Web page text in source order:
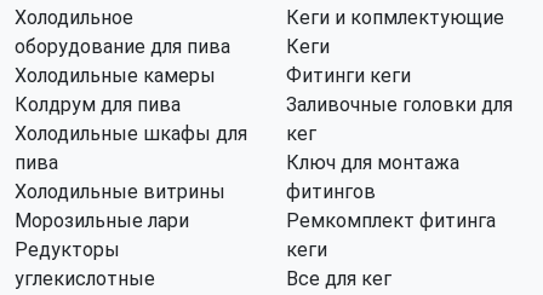
Холодильное
оборудование для пива
Холодильные камеры
Колдрум для пива
Холодильные шкафы для
пива
Холодильные витрины
Морозильные лари
Редукторы
углекислотные
Кеги и копмлектующие
Кеги
Фитинги кеги
Заливочные головки для
кег
Ключ для монтажа
фитингов
Ремкомплект фитинга
кеги
Все для кег